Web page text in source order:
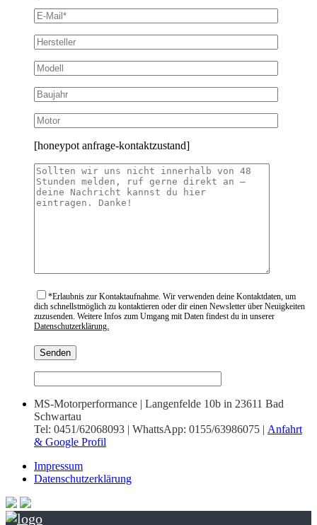
[honeypot anfrage-kontaktzustand]
*Erlaubnis zur Kontaktaufnahme. Wir verwenden deine Kontaktdaten, um
dich schnellstmöglich zu kontaktieren oder dir einen Newsletter über Neuigkeiten
zuzusenden. Weitere Infos zum Umgang mit Daten findest du in unserer
Datenschutzerklärung.
MS-Motorperformance | Langenfelde 10b in 23611 Bad
Schwartau
Tel: 0451/62068093 | WhattsApp: 0155/63986075 | Anfahrt
& Google Profil
Impressum
Datenschutzerklärung